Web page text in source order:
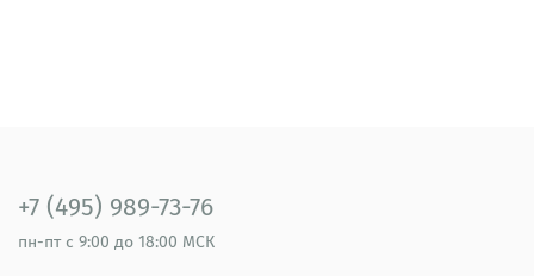
+7 (495) 989-73-76
пн-пт с 9:00 до 18:00 МСК